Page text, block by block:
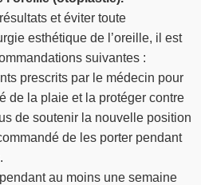
et éviter toute
esthétique de l’oreille, il est
suivantes :
prescrits par le médecin pour
de la plaie et la protéger contre
de soutenir la nouvelle position
de les porter pendant
au moins une semaine